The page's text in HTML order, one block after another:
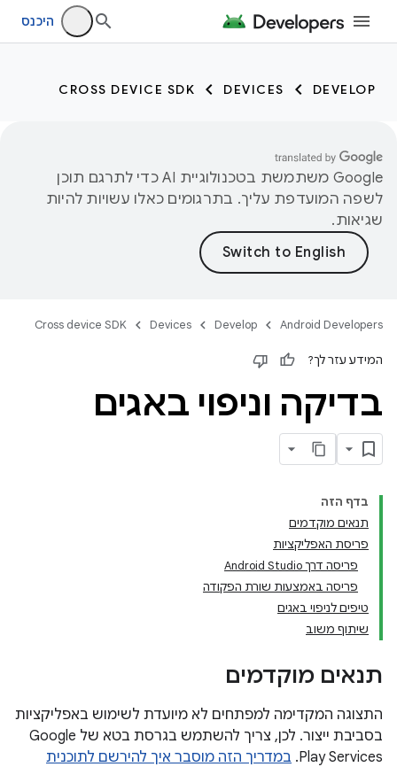
היכנס
DEVELOP
DEVICES
CROSS DEVICE SDK
‫Google משתמשת בטכנולוגיית AI כדי לתרגם תוכן
לשפה המועדפת עליך. בתרגומים כאלו עשויות להיות
שגיאות.
Android Developers
Develop
Devices
Cross device SDK
המידע עזר לך?
בדיקה וניפוי באגים
בדף הזה
תנאים מוקדמים
פריסת האפליקציות
פריסה דרך Android Studio
פריסה באמצעות שורת הפקודה
טיפים לניפוי באגים
שיתוף משוב
תנאים מוקדמים
התצוגה המקדימה למפתחים לא מיועדת לשימוש באפליקציות
בסביבת ייצור. לכן, צריך להשתמש בגרסת בטא של Google
Play Services. במדריך הזה מוסבר איך להירשם לתוכנית